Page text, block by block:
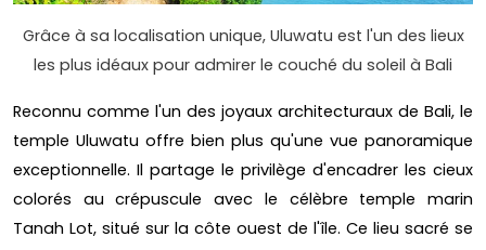
Grâce à sa localisation unique, Uluwatu est l'un des lieux
les plus idéaux pour admirer le couché du soleil à Bali
Reconnu comme l'un des joyaux architecturaux de Bali, le
temple Uluwatu offre bien plus qu'une vue panoramique
exceptionnelle. Il partage le privilège d'encadrer les cieux
colorés au crépuscule avec le célèbre temple marin
Tanah Lot, situé sur la côte ouest de l'île. Ce lieu sacré se